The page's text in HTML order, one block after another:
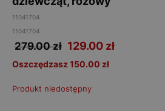
11041704
11041704
279.00 zł 129.00 zł
Oszczędzasz 150.00 zł
Produkt niedostępny